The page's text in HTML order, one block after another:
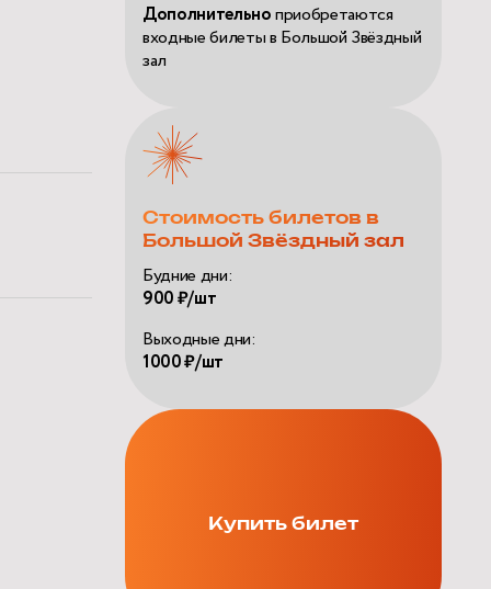
Дополнительноприобретаются
входные билеты в Большой Звёздный
зал
Стоимость билетов в
Большой Звёздный зал
Будние дни:
900 ₽/шт
Выходные дни:
1000 ₽/шт
Купить билет